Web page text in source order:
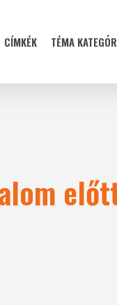
CÍMKÉK TÉMA